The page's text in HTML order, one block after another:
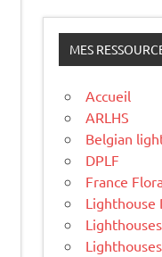
MES
Accueil
ARLHS
Belgian
DPLF
France
Lighthouse